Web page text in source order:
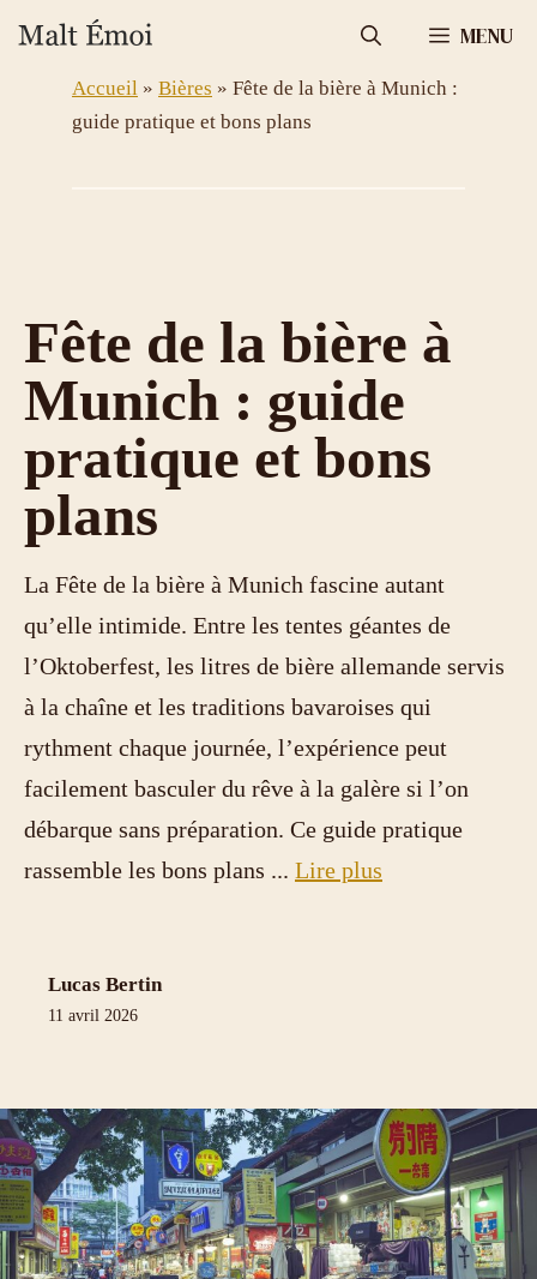
au
MENU
Accueil » Bières » Fête de la bière à Munich :
guide pratique et bons plans
Fête de la bière à
Munich : guide
pratique et bons
plans
La Fête de la bière à Munich fascine autant
qu’elle intimide. Entre les tentes géantes de
l’Oktoberfest, les litres de bière allemande servis
à la chaîne et les traditions bavaroises qui
rythment chaque journée, l’expérience peut
facilement basculer du rêve à la galère si l’on
débarque sans préparation. Ce guide pratique
rassemble les bons plans ... Lire plus
Lucas Bertin
11 avril 2026